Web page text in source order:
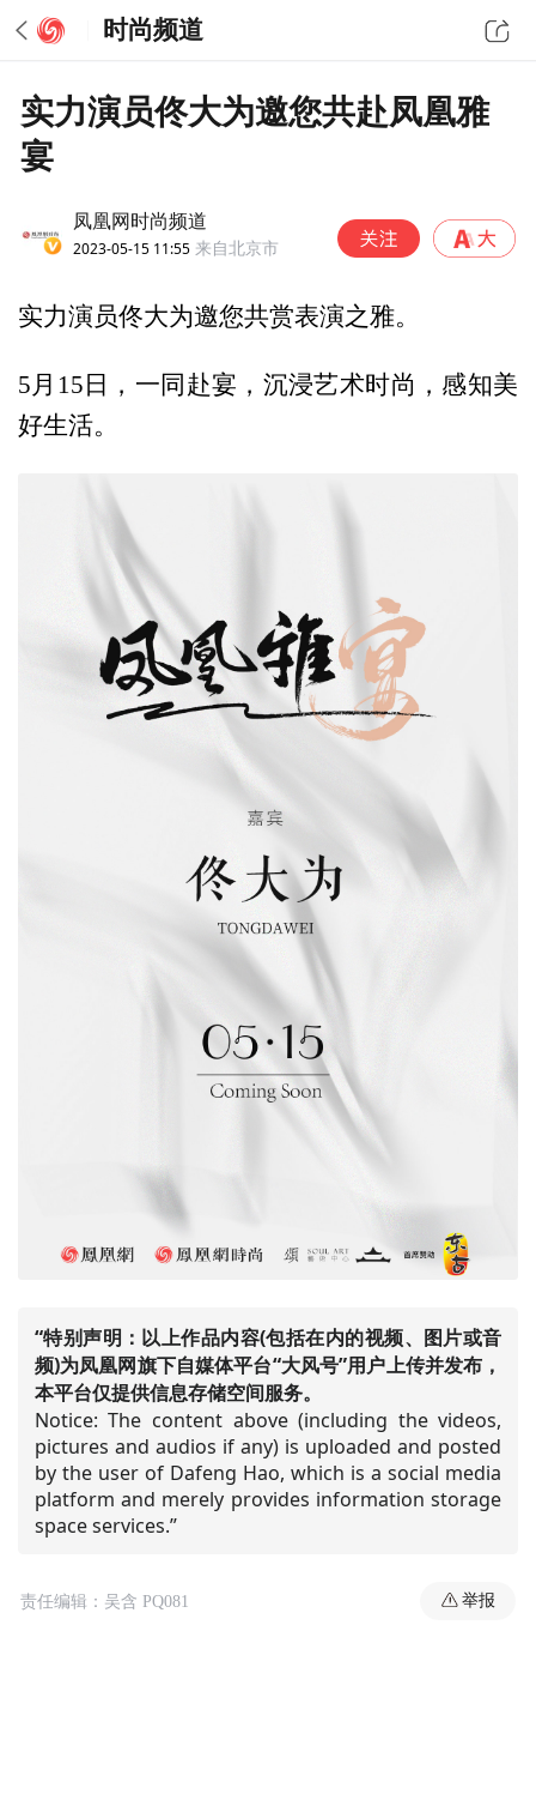
时尚频道
实力演员佟大为邀您共赴凤凰雅
宴
凤凰网时尚频道
2023-05-15 11:55 来自北京市
实力演员佟大为邀您共赏表演之雅。
5月15日，一同赴宴，沉浸艺术时尚，感知美
好生活。
“特别声明：以上作品内容(包括在内的视频、图片或音
频)为凤凰网旗下自媒体平台“大风号”用户上传并发布，
本平台仅提供信息存储空间服务。
Notice: The content above (including the videos,
pictures and audios if any) is uploaded and posted
by the user of Dafeng Hao, which is a social media
platform and merely provides information storage
space services.”
责任编辑：吴含 PQ081 举报